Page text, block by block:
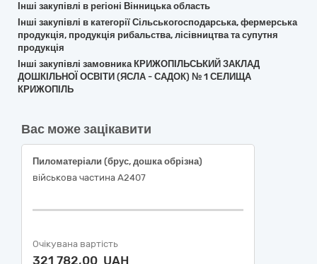
Інші закупівлі в регіоні Вінницька область
Інші закупівлі в категорії Сільськогосподарська, фермерська
продукція, продукція рибальства, лісівництва та супутня
продукція
Інші закупівлі замовника КРИЖОПІЛЬСЬКИЙ ЗАКЛАД
ДОШКІЛЬНОЇ ОСВІТИ (ЯСЛА - САДОК) № 1 СЕЛИЩА
КРИЖОПІЛЬ
Вас може зацікавити
Пиломатеріали (брус, дошка обрізна)
військова частина А2407
Очікувана вартість
321 782,00 UAH